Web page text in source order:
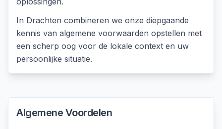
In Drachten combineren we onze diepgaande
kennis van algemene voorwaarden opstellen met
een scherp oog voor de lokale context en uw
persoonlijke situatie.
Algemene Voordelen